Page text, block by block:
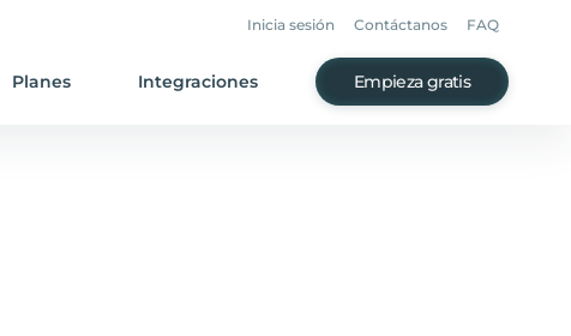
Inicia sesión Contáctanos FAQ
Planes Integraciones Empieza gratis